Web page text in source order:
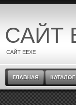
САЙТ
САЙТ EEXE
ГЛАВНАЯ